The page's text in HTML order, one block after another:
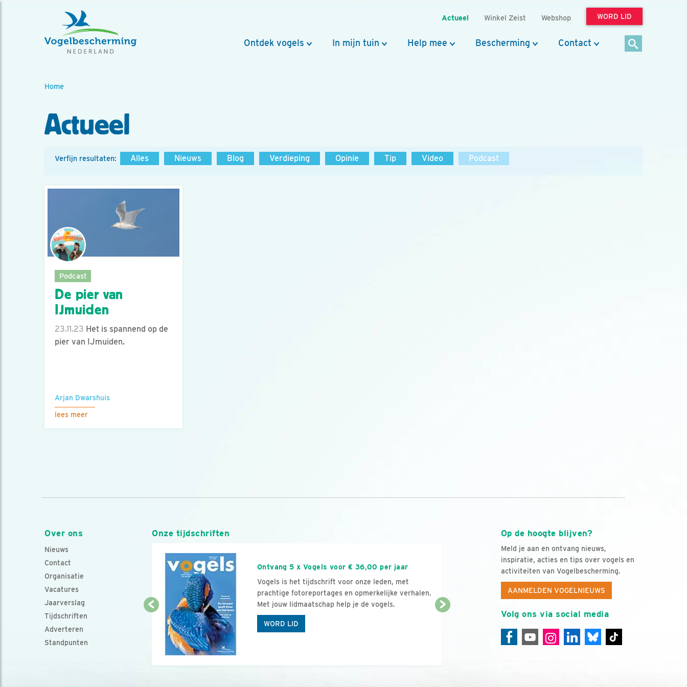
Actueel Winkel Zeist Webshop WORD LID
Ontdek vogels In mijn tuin Help mee Bescherming Contact
Home
Actueel
Verfijn resultaten: Alles Nieuws Blog Verdieping Opinie Tip Video Podcast
Podcast
De pier van
IJmuiden
23.11.23 Het is spannend op de
pier van IJmuiden.
Arjan Dwarshuis
lees meer
Over ons
Nieuws
Contact
Organisatie
Vacatures
Jaarverslag
Tijdschriften
Adverteren
Standpunten
Op de hoogte blijven?
Meld je aan en ontvang nieuws,
inspiratie, acties en tips over vogels en
activiteiten van Vogelbescherming.
AANMELDEN VOGELNIEUWS
Volg ons via social media
Onze tijdschriften
Ontvang 5 x Vogels voor € 36,00 per jaar
Vogels is het tijdschrift voor onze leden, met
prachtige fotoreportages en opmerkelijke verhalen.
Met jouw lidmaatschap help je de vogels.
WORD LID